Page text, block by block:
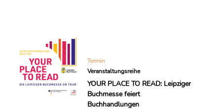
im Schauspielhaus Bochum. Dabei
wird das Publikum auch für das Thema
Termin
Veranstaltungsreihe
YOUR PLACE TO READ: Leipziger
Buchmesse feiert
Buchhandlungen